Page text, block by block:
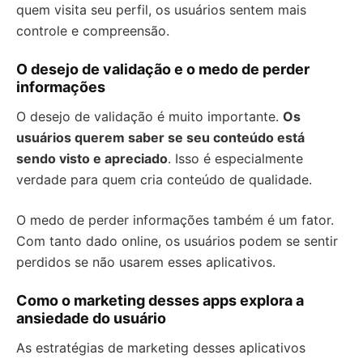
quem visita seu perfil, os usuários sentem mais
controle e compreensão.
O desejo de validação e o medo de perder
informações
O desejo de validação é muito importante. Os
usuários querem saber se seu conteúdo está
sendo visto e apreciado. Isso é especialmente
verdade para quem cria conteúdo de qualidade.
O medo de perder informações também é um fator.
Com tanto dado online, os usuários podem se sentir
perdidos se não usarem esses aplicativos.
Como o marketing desses apps explora a
ansiedade do usuário
As estratégias de marketing desses aplicativos